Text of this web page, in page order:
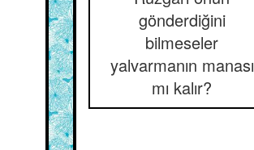
gönderdiğini
bilmeseler
yalvarmanın manası
mı kalır?